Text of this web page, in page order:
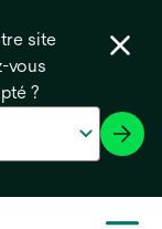
site
vous
?